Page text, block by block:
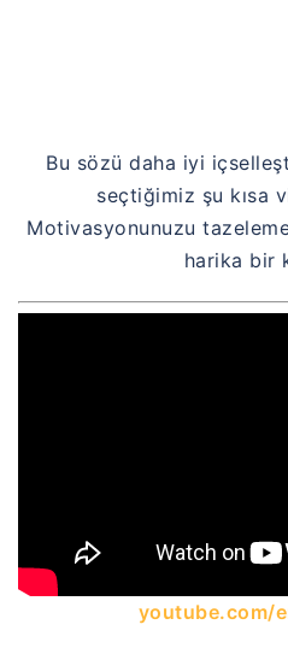
Bu sözü daha iyi
seçtiğimiz şu kısa
Motivasyonunuzu
harika bir
youtube.com/